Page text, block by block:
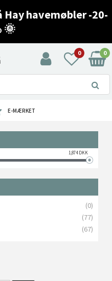
havemøbler -20-
🌞
0 0
E-MÆRKET
1,874DKK
(0)
(77)
(67)